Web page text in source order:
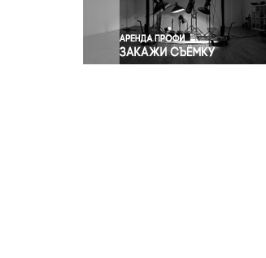
Экология
Экономика и бизнес